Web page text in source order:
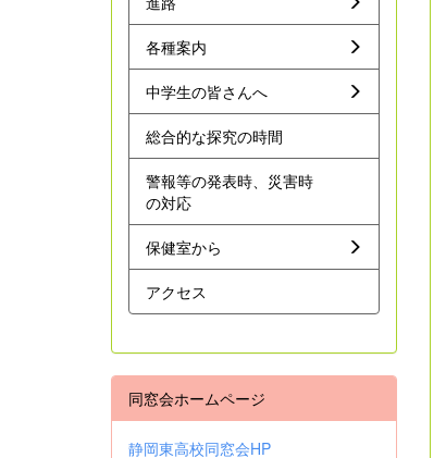
各種案内
中学生の皆さんへ
総合的な探究の時間
警報等の発表時、災害時
の対応
保健室から
アクセス
同窓会ホームページ
静岡東高校同窓会HP